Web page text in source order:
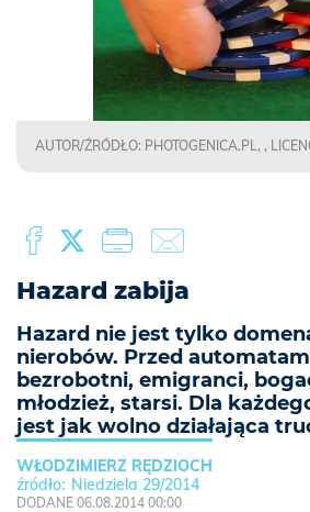
AUTOR/ŹRÓDŁO: PHOTOGENICA.PL, ,
Hazard zabija
Hazard nie jest tylko
nierobów. Przed
bezrobotni, emigranci,
młodzież, starsi. Dla
jest jak wolno działająca
WŁODZIMIERZ RĘDZIOCH
Niedziela 29/2014
DODANE 06.08.2014 00:00